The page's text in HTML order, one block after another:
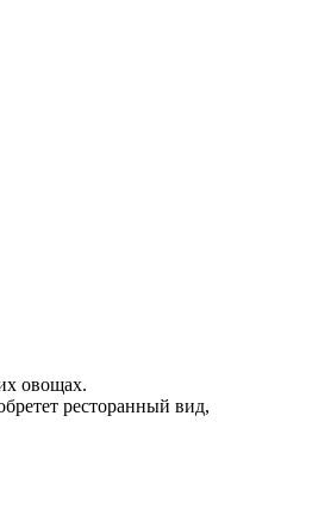
овощах.
ресторанный вид,